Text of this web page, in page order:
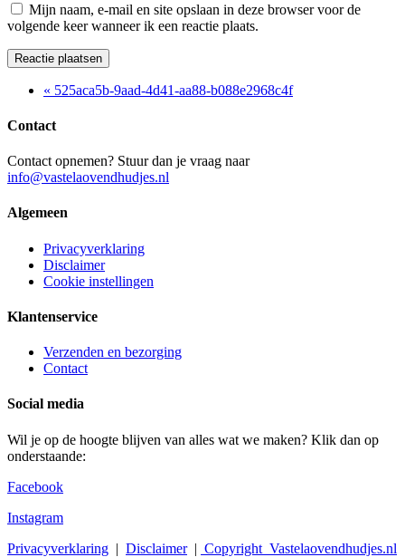
Mijn naam, e-mail en site opslaan in deze browser voor de
volgende keer wanneer ik een reactie plaats.
« 525aca5b-9aad-4d41-aa88-b088e2968c4f
Contact
Contact opnemen? Stuur dan je vraag naar
info@vastelaovendhudjes.nl
Algemeen
Privacyverklaring
Disclaimer
Cookie instellingen
Klantenservice
Verzenden en bezorging
Contact
Social media
Wil je op de hoogte blijven van alles wat we maken? Klik dan op
onderstaande:
Facebook
Instagram
Privacyverklaring | Disclaimer| Copyright Vastelaovendhudjes.nl